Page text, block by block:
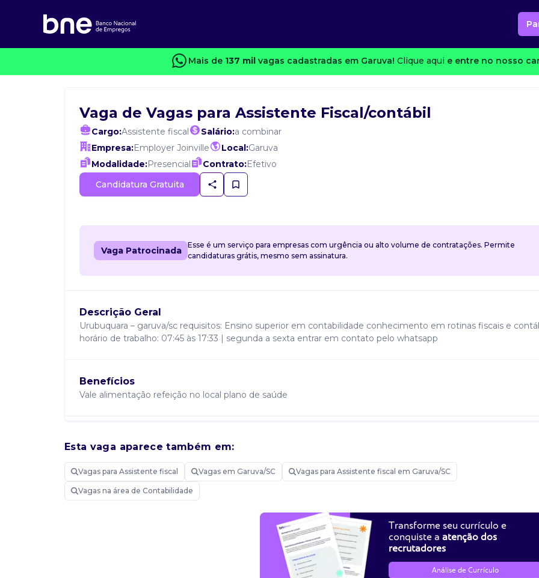
Mais de 137 milvagas cadastradas em Garuva! Clique aqui e entre no nosso
Vaga de Vagas para Assistente Fiscal/contábil
Cargo:Assistente fiscal Salário:a combinar
Empresa:Employer Joinville Local:Garuva
Modalidade:Presencial Contrato:Efetivo
Candidatura Gratuita
Vaga Patrocinada
Esse é um serviço para empresas com urgência ou alto volume de contratações. Permite
candidaturas grátis, mesmo sem assinatura.
Descrição Geral
Urubuquara – garuva/sc requisitos: Ensino superior em contabilidade conhecimento em rotinas fiscais e
horário de trabalho: 07:45 às 17:33 | segunda a sexta entrar em contato pelo whatsapp
Benefícios
Vale alimentação refeição no local plano de saúde
Ensino superior em contabilidade conhecimento em rotinas fiscais e contábeis
Atribuições
Esta vaga aparece também em:
Vagas para Assistente fiscal Vagas em Garuva/SC Vagas para Assistente fiscal em Garuva/SC
Vagas na área de Contabilidade
Transforme seu currículo e
conquiste a atenção dos
recrutadores
Análise de Currículo